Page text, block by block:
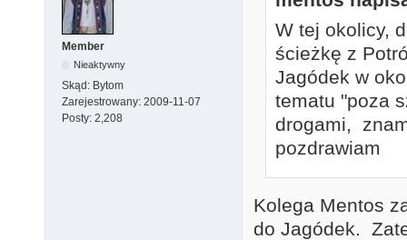
Member
Nieaktywny
Skąd: Bytom
Zarejestrowany: 2009-11-07
Posty: 2,208
W tej okolicy,
ścieżkę z
Jagódek w
tematu "poza
drogami,
pozdrawiam
Kolega Mentos
do Jagódek.